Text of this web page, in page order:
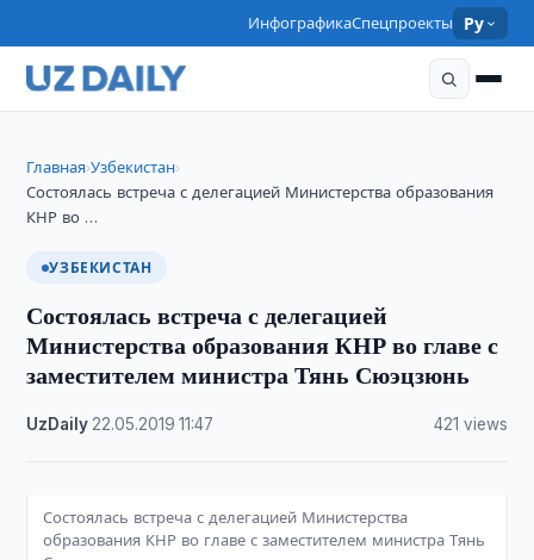
ИнфографикаСпецпроекты Ру
Главная›Узбекистан›
Состоялась встреча с делегацией Министерства образования
КНР во …
УЗБЕКИСТАН
Состоялась встреча с делегацией
Министерства образования КНР во главе с
заместителем министра Тянь Сюэцзюнь
UzDaily 22.05.2019 ·11:47 421 views
Состоялась встреча с делегацией Министерства
образования КНР во главе с заместителем министра Тянь